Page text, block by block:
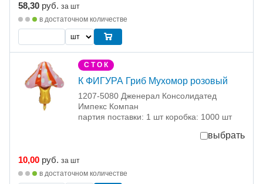
58,30 руб. за шт
в достаточном количестве
С Т О К
К ФИГУРА Гриб Мухомор розовый
1207-5080 Дженерал Консолидатед
Импекс Компан
партия поставки: 1 шт коробка: 1000 шт
выбрать
10,00 руб. за шт
в достаточном количестве